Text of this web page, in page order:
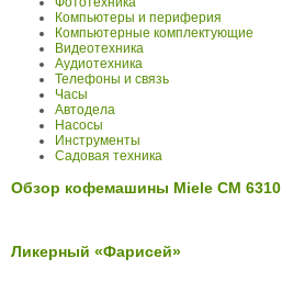
Компьютеры и периферия
Компьютерные комплектующие
Видеотехника
Аудиотехника
Телефоны и связь
Часы
Автодела
Насосы
Инструменты
Садовая техника
Обзор кофемашины Miele CM 6310
Ликерный «Фарисей»